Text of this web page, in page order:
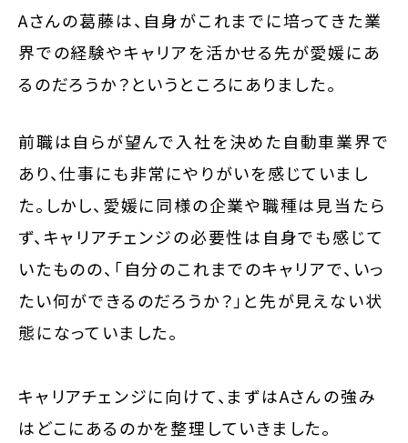
Aさんの葛藤は、自身がこれまでに培ってきた業
界での経験やキャリアを活かせる先が愛媛にあ
るのだろうか？というところにありました。
前職は自らが望んで入社を決めた自動車業界で
あり、仕事にも非常にやりがいを感じていまし
た。しかし、愛媛に同様の企業や職種は見当たら
ず、キャリアチェンジの必要性は自身でも感じて
いたものの、「自分のこれまでのキャリアで、いっ
たい何ができるのだろうか？」と先が見えない状
態になっていました。
キャリアチェンジに向けて、まずはAさんの強み
はどこにあるのかを整理していきました。